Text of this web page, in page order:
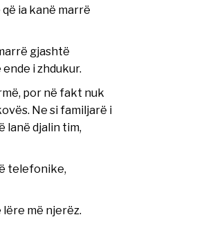
ia kanë marrë
gjashtë
i zhdukur.
por në fakt nuk
Ne si familjarë i
lanë djalin tim,
telefonike,
më njerëz.